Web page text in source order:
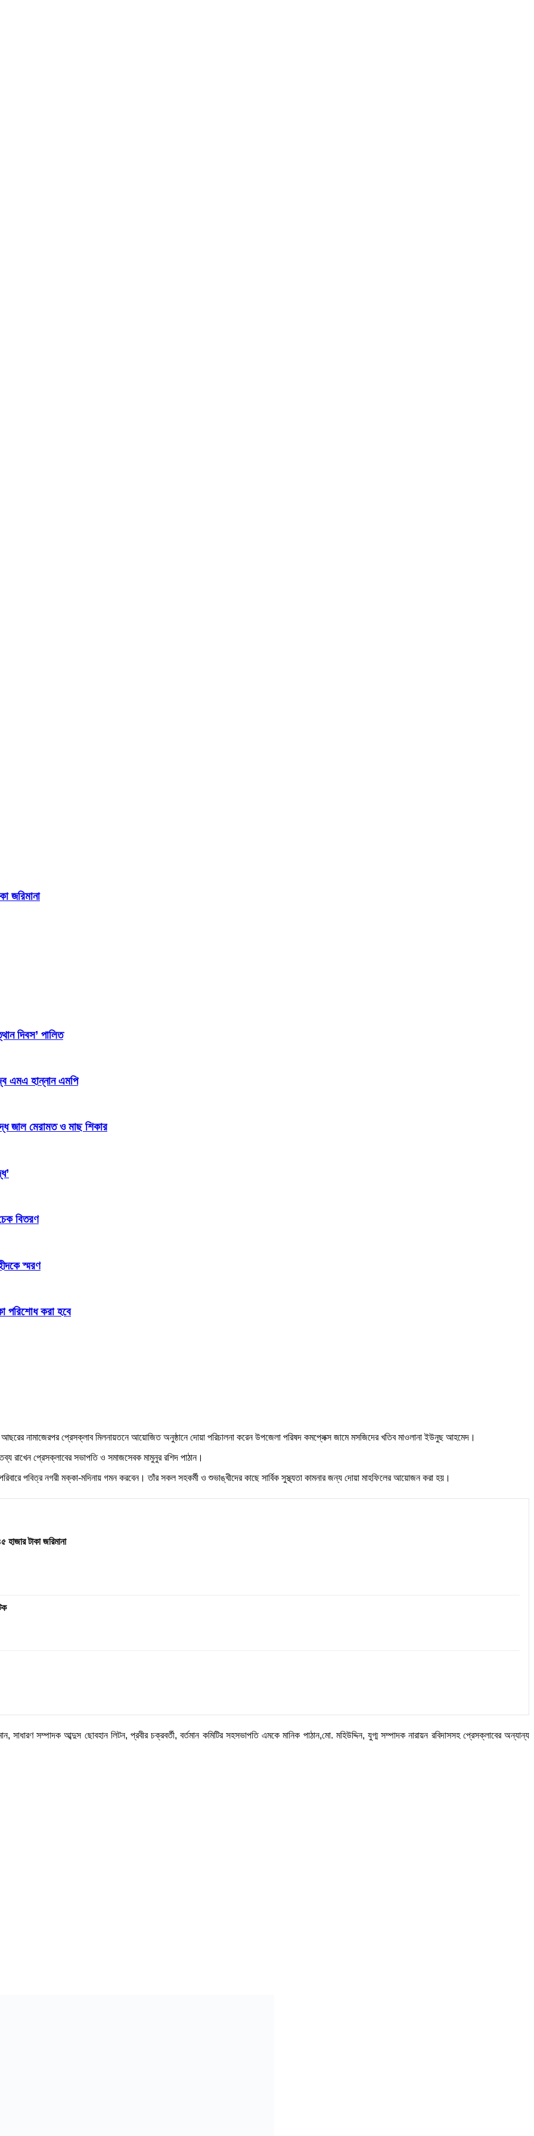
and see latest updates, news, information In Chandpur.
জরিমানা
দিবস’ পালিত
এমএ হান্নান এমপি
জাল মেরামত ও মাছ শিকার
বিতরণ
স্মরণ
পরিশোধ করা হবে
নামাজেরপর প্রেসক্লাব মিলনায়তনে আয়োজিত অনুষ্ঠানে দোয়া পরিচালনা করেন উপজেলা পরিষদ কমপ্লেক্স জামে মসজিদের খতিব মাওলানা ইউনুছ আহমেদ।
রাখেন প্রেসক্লাবের সভাপতি ও সমাজসেবক মামুনুর রশিদ পাঠান।
পবিত্র নগরী মক্কা-মদিনায় গমন করবেন। তাঁর সকল সহকর্মী ও শুভাঙ্খীদের কাছে সার্বিক সুস্থ্যতা কামনার জন্য দোয়া মাহফিলের আয়োজন করা হয়।
টাকা জরিমানা
সম্পাদক আব্দুস ছোবহান লিটন, প্রবীর চক্রবর্তী, বর্তমান কমিটির সহসভাপতি এমকে মানিক পাঠান,মো. মহিউদ্দিন, যুগ্ম সম্পাদক নারায়ন রবিদাসসহ প্রেসক্লাবের অন্যান্য